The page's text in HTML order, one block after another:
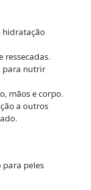
ressecadas.
para nutrir
mãos e corpo.
a outros
para peles